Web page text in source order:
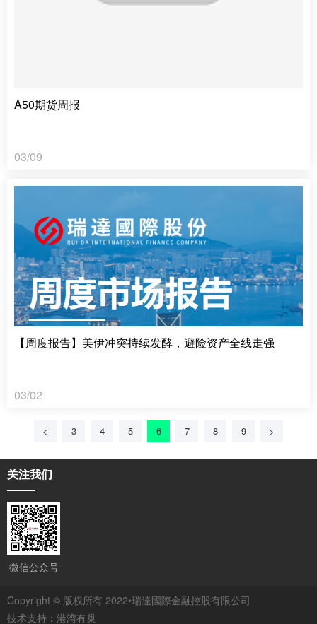
A50期货周报
03/09
【周度报告】美伊冲突持续发酵，避险资产全线走强
03/02
< 3 4 5 6 7 8 9 >
关注我们
微信公众号
Copyright © 版权所有 2022•瑞達國際金融控股有限公司
技术支持： 港湾有巢